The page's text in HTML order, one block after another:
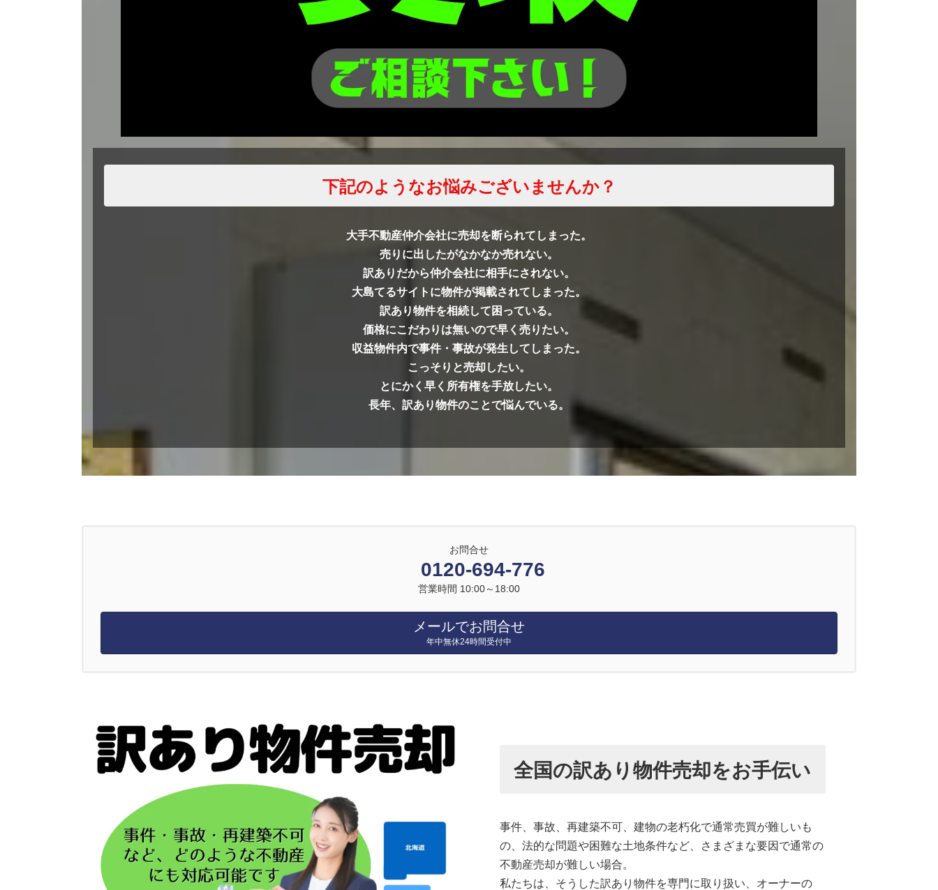
下記のようなお悩みございませんか？
大手不動産仲介会社に売却を断られてしまった。
売りに出したがなかなか売れない。
訳ありだから仲介会社に相手にされない。
大島てるサイトに物件が掲載されてしまった。
訳あり物件を相続して困っている。
価格にこだわりは無いので早く売りたい。
収益物件内で事件・事故が発生してしまった。
こっそりと売却したい。
とにかく早く所有権を手放したい。
長年、訳あり物件のことで悩んでいる。
お問合せ
0120-694-776
営業時間 10:00～18:00
メールでお問合せ
年中無休24時間受付中
全国の訳あり物件売却をお手伝い
事件、事故、再建築不可、建物の老朽化で通常売買が難しいも
の、法的な問題や困難な土地条件など、さまざまな要因で通常の
不動産売却が難しい場合。
私たちは、そうした訳あり物件を専門に取り扱い、オーナーの